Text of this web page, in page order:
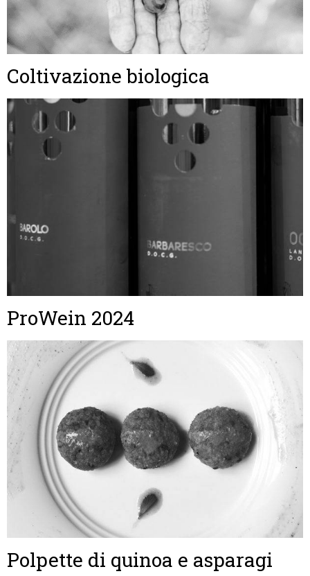
Coltivazione biologica
ProWein 2024
Polpette di quinoa e asparagi